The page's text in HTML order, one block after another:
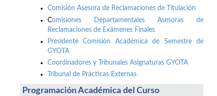
Comisión Asesora de Reclamaciones de Titulación
Comisiones Departamentales Asesoras de
Reclamaciones de Exámenes Finales
Presidente Comisión Académica de Semestre de
GYOTA
Coordinadores y Tribunales Asignaturas GYOTA
Tribunal de Prácticas Externas
Programación Académica del Curso